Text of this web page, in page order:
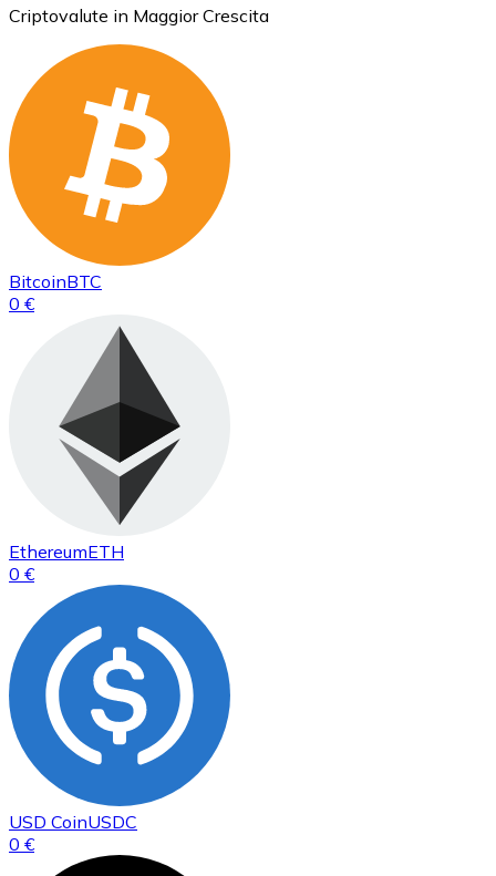
Criptovalute in Maggior Crescita
BitcoinBTC
0 €
EthereumETH
0 €
USD CoinUSDC
0 €